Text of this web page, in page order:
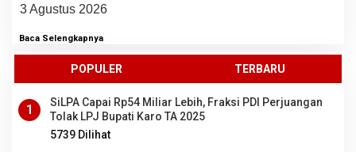
3 Agustus 2026
Baca Selengkapnya
POPULER TERBARU
1
SiLPA Capai Rp54 Miliar Lebih, Fraksi PDI Perjuangan
Tolak LPJ Bupati Karo TA 2025
5739 Dilihat